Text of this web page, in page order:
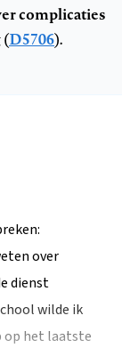
complicaties
(D5706).
over
dienst
wilde ik
op het laatste